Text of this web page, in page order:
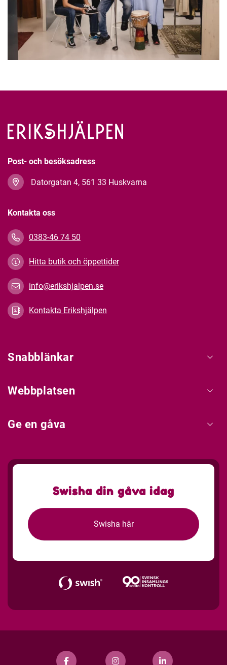
Post- och besöksadress
Datorgatan 4, 561 33 Huskvarna
Kontakta oss
0383-46 74 50
Hitta butik och öppettider
info@erikshjalpen.se
Kontakta Erikshjälpen
Snabblänkar
Webbplatsen
Ge en gåva
Swisha din gåva idag
Swisha här